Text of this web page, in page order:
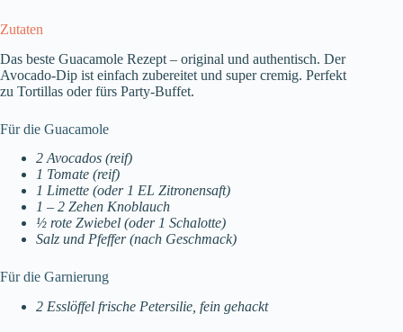
Zutaten
Das beste Guacamole Rezept – original und authentisch. Der
Avocado-Dip ist einfach zubereitet und super cremig. Perfekt
zu Tortillas oder fürs Party-Buffet.
Für die Guacamole
2 Avocados (reif)
1 Tomate (reif)
1 Limette (oder 1 EL Zitronensaft)
1 – 2 Zehen Knoblauch
½ rote Zwiebel (oder 1 Schalotte)
Salz und Pfeffer (nach Geschmack)
Für die Garnierung
2 Esslöffel frische Petersilie, fein gehackt